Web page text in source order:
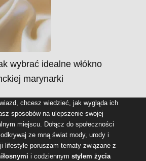
wybrać idealne włókno
marynarki
chcesz wiedzieć, jak wygląda ich
sposobów na ulepszenie swojej
miejscu. Dołącz do społeczności
ze mną świat mody, urody i
lifestyle poruszam tematy związane z
i codziennymstylem życia